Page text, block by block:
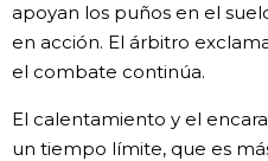
apoyan los puños en el
en acción. El árbitro
el combate continúa.
El calentamiento y el
un tiempo límite, que es